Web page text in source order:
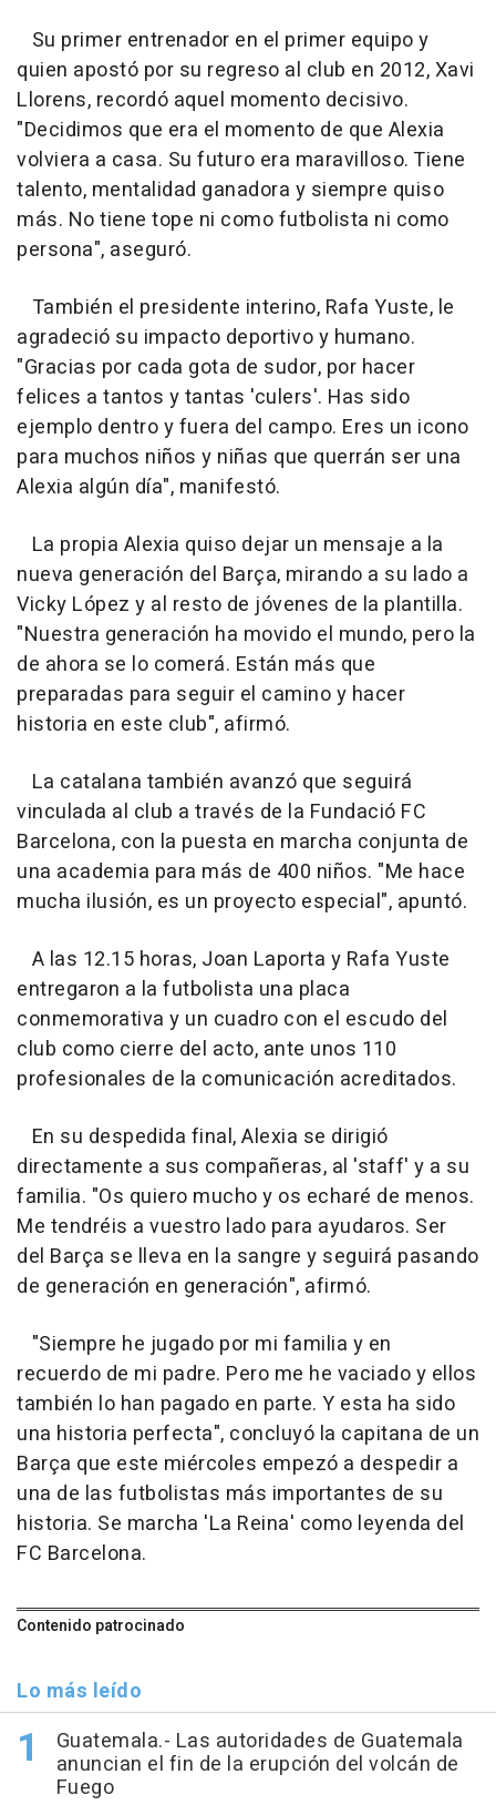
Su primer entrenador en el primer equipo y
quien apostó por su regreso al club en 2012, Xavi
Llorens, recordó aquel momento decisivo.
"Decidimos que era el momento de que Alexia
volviera a casa. Su futuro era maravilloso. Tiene
talento, mentalidad ganadora y siempre quiso
más. No tiene tope ni como futbolista ni como
persona", aseguró.
También el presidente interino, Rafa Yuste, le
agradeció su impacto deportivo y humano.
"Gracias por cada gota de sudor, por hacer
felices a tantos y tantas 'culers'. Has sido
ejemplo dentro y fuera del campo. Eres un icono
para muchos niños y niñas que querrán ser una
Alexia algún día", manifestó.
La propia Alexia quiso dejar un mensaje a la
nueva generación del Barça, mirando a su lado a
Vicky López y al resto de jóvenes de la plantilla.
"Nuestra generación ha movido el mundo, pero la
de ahora se lo comerá. Están más que
preparadas para seguir el camino y hacer
historia en este club", afirmó.
La catalana también avanzó que seguirá
vinculada al club a través de la Fundació FC
Barcelona, con la puesta en marcha conjunta de
una academia para más de 400 niños. "Me hace
mucha ilusión, es un proyecto especial", apuntó.
A las 12.15 horas, Joan Laporta y Rafa Yuste
entregaron a la futbolista una placa
conmemorativa y un cuadro con el escudo del
club como cierre del acto, ante unos 110
profesionales de la comunicación acreditados.
En su despedida final, Alexia se dirigió
directamente a sus compañeras, al 'staff' y a su
familia. "Os quiero mucho y os echaré de menos.
Me tendréis a vuestro lado para ayudaros. Ser
del Barça se lleva en la sangre y seguirá pasando
de generación en generación", afirmó.
"Siempre he jugado por mi familia y en
recuerdo de mi padre. Pero me he vaciado y ellos
también lo han pagado en parte. Y esta ha sido
una historia perfecta", concluyó la capitana de un
Barça que este miércoles empezó a despedir a
una de las futbolistas más importantes de su
historia. Se marcha 'La Reina' como leyenda del
FC Barcelona.
Contenido patrocinado
Lo más leído
Guatemala.- Las autoridades de Guatemala
anuncian el fin de la erupción del volcán de
Fuego